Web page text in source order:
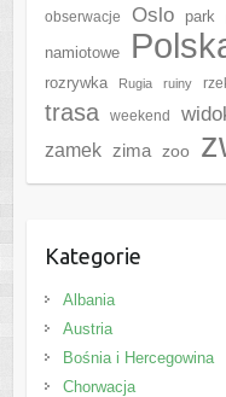
obserwacje Oslo park
namiotowe
rozrywka
Rugia ruiny
trasa weekend
zamek zima zoo
Kategorie
Albania
Austria
Bośnia i Hercegowina
Chorwacja